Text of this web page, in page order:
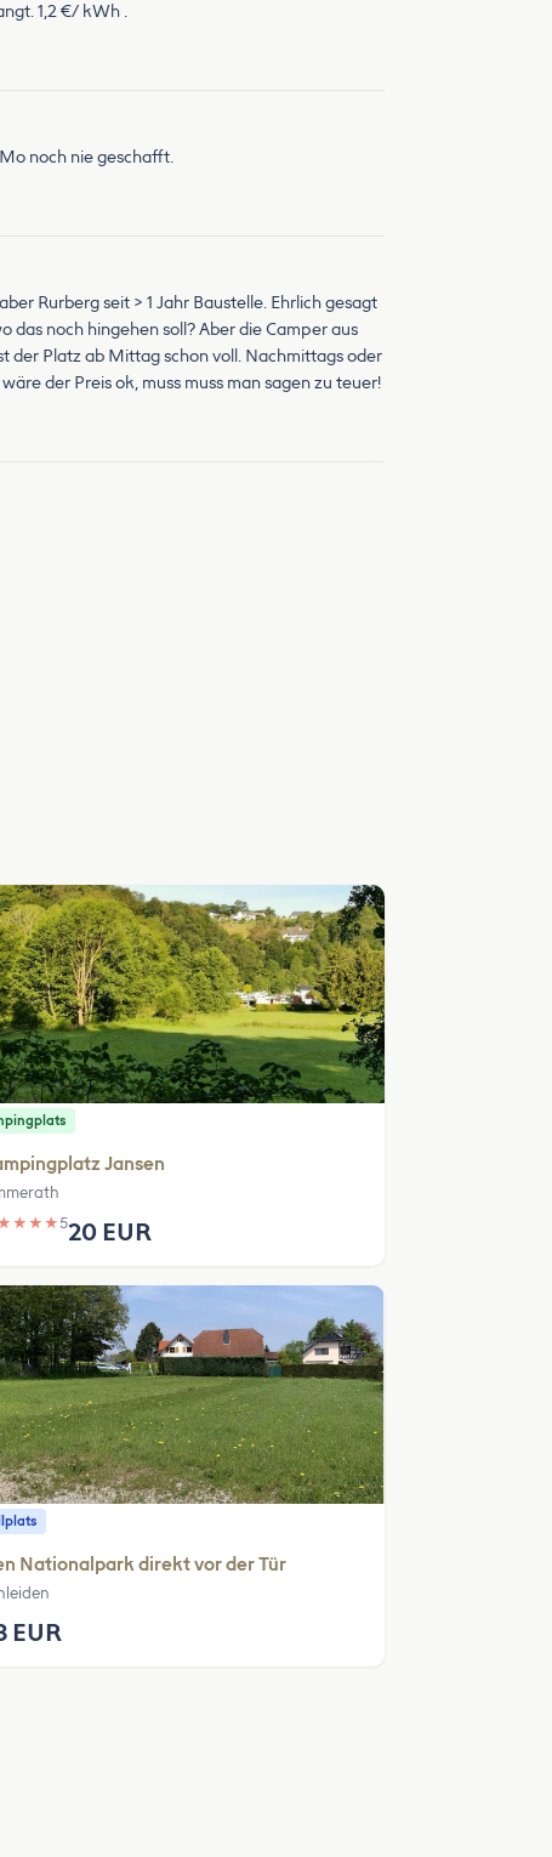
1,2 €/ kWh .
noch nie geschafft.
Rurberg seit > 1 Jahr Baustelle. Ehrlich gesagt
das noch hingehen soll? Aber die Camper aus
der Platz ab Mittag schon voll. Nachmittags oder
der Preis ok, muss muss man sagen zu teuer!
Jansen
★ ★ ★520 EUR
Nationalpark direkt vor der Tür
EUR